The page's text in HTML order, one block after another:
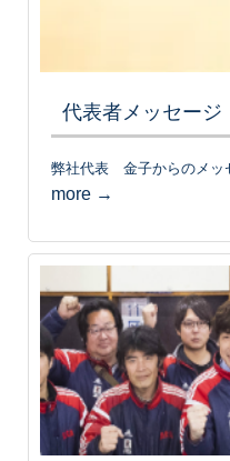
代表者メッセージ
弊社代表 金子からのメッ
more →